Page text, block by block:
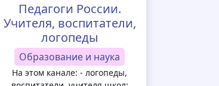
Педагоги России.
Учителя, воспитатели,
логопеды
Образование и наука
На этом канале: - логопеды,